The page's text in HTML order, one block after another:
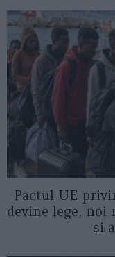
Pactul UE
devine lege,
și